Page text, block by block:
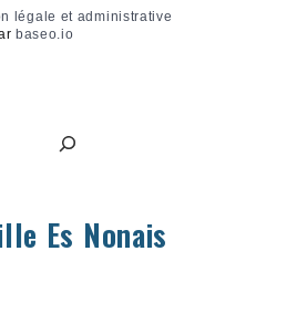
légale et administrative
baseo.io
Es Nonais